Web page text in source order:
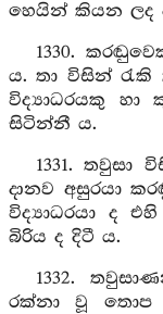
හෙයින් කියන ලද
1330.
ය. තා විසින් රැකි
විද්‍යාධරයකු
සිටින්නී ය.
1331.
දානව අසුරයා
විද්‍යාධරයා ද
බිරිය ද දිටී ය.
1332.
රක්නා වූ තොප